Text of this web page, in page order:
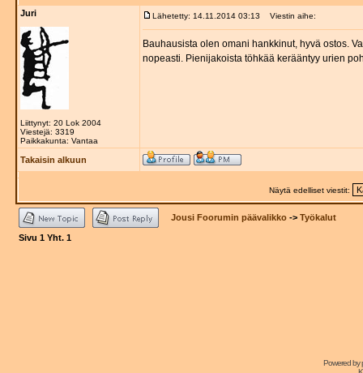
Juri
Liittynyt: 20 Lok 2004
Viestejä: 3319
Paikkakunta: Vantaa
Lähetetty: 14.11.2014 03:13 Viestin aihe:
Bauhausista olen omani hankkinut, hyvä ostos.
nopeasti. Pienijakoista töhkää kerääntyy urien
Takaisin alkuun
Näytä edelliset viestit:
Jousi Foorumin päävalikko -> Työkalut
Sivu 1 Yht. 1
Powered by